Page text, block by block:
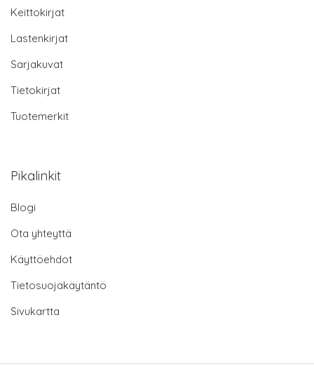
Keittokirjat
Lastenkirjat
Sarjakuvat
Tietokirjat
Tuotemerkit
Pikalinkit
Blogi
Ota yhteyttä
Käyttöehdot
Tietosuojakäytäntö
Sivukartta